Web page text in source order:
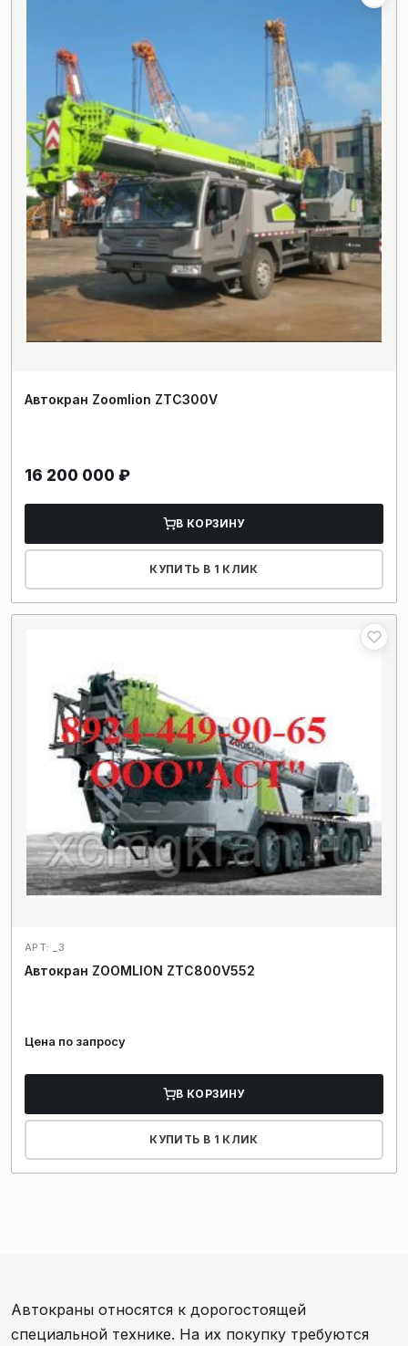
Автокран Zoomlion ZTC300V
16 200 000 ₽
В КОРЗИНУ
КУПИТЬ В 1 КЛИК
АРТ: _3
Автокран ZOOMLION ZTC800V552
Цена по запросу
В КОРЗИНУ
КУПИТЬ В 1 КЛИК
Автокраны относятся к дорогостоящей
специальной технике. На их покупку требуются